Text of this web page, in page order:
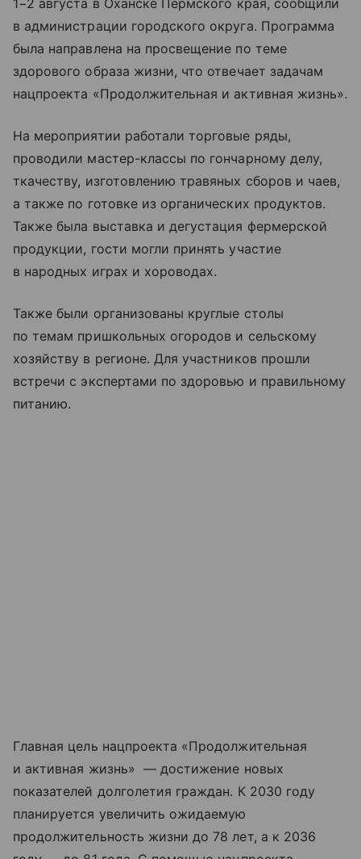
1−2 августа в Оханске Пермского края, сообщили
в администрации городского округа. Программа
была направлена на просвещение по теме
здорового образа жизни, что отвечает задачам
нацпроекта «Продолжительная и активная жизнь».
На мероприятии работали торговые ряды,
проводили мастер-классы по гончарному делу,
ткачеству, изготовлению травяных сборов и чаев,
а также по готовке из органических продуктов.
Также была выставка и дегустация фермерской
продукции, гости могли принять участие
в народных играх и хороводах.
Также были организованы круглые столы
по темам пришкольных огородов и сельскому
хозяйству в регионе. Для участников прошли
встречи с экспертами по здоровью и правильному
питанию.
Главная цель нацпроекта «Продолжительная
и активная жизнь» — достижение новых
показателей долголетия граждан. К 2030 году
планируется увеличить ожидаемую
продолжительность жизни до 78 лет, а к 2036